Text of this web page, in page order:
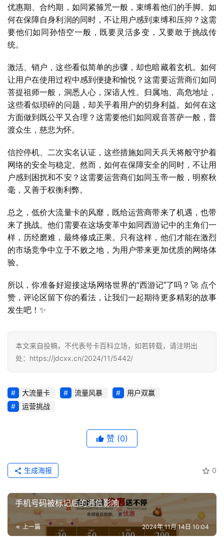
首
号
卡
百
科
防
诈
知
行
业
讯
流
量
卡
推
荐
认
证
增
业
登录 注册
优惠期、合约期，如同紧箍咒一般，束缚着他们的手脚。如
何在保障自身利润的同时，不让用户感到束缚和压抑？这需
要他们如同孙悟空一般，既要灵活多变，又要敢于挑战传
统。
激活、销户，这些看似简单的步骤，却也暗藏着玄机。如何
让用户在使用过程中感到便捷和愉悦？这需要运营商们如同
菩提祖师一般，洞悉人心，深谙人性。归属地、高危地址，
这些看似琐碎的问题，却关乎着用户的切身利益。如何在这
方面做到既公平又合理？这需要他们如同观音菩萨一般，普
渡众生，慈悲为怀。
信控停机、二次实名认证，这些措施如同天兵天将般守护着
网络的安全与稳定。然而，如何在保障安全的同时，不让用
户感到困扰和不安？这需要运营商们如同玉帝一般，明察秋
毫，又善于权衡利弊。
总之，低价大流量卡的风靡，既给运营商带来了机遇，也带
来了挑战。他们需要在这场变革中如同西游记中的主角们一
样，历经磨难，最终修成正果。只有这样，他们才能在激烈
的市场竞争中立于不败之地，为用户带来更加优质的网络体
验。
所以，你准备好迎接这场网络世界的“西游记”了吗？🚀 点个
赞，评论区留下你的看法，让我们一起期待更多精彩的故事
发生吧！✨
本文来自投稿，不代表号卡百科立场，如若转载，请注明出
处：https://jdcxx.cn/2024/11/5442/
大流量卡 流量风暴
用户双赢
运营挑战
赞 (0)
0
生成海报
手机号码被标记后的通信影响
上一篇 2024年 11月 14日 10:04